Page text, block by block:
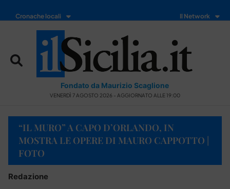
Cronache locali Il Network
Fondato da Maurizio Scaglione
VENERDÌ 7 AGOSTO 2026 - AGGIORNATO ALLE 19:00
“IL MURO” A CAPO D’ORLANDO, IN
MOSTRA LE OPERE DI MAURO CAPPOTTO |
FOTO
Redazione